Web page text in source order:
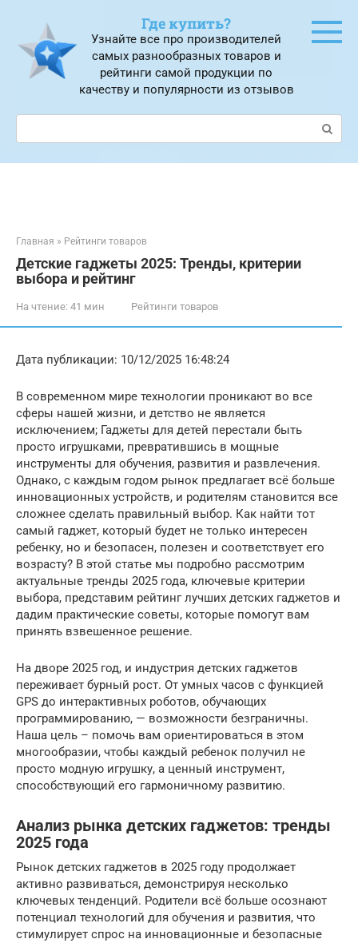
контенту
Где купить?
Узнайте все про производителей
самых разнообразных товаров и
рейтинги самой продукции по
качеству и популярности из отзывов
Поиск:
Главная » Рейтинги товаров
Детские гаджеты 2025: Тренды, критерии
выбора и рейтинг
На чтение: 41 мин Рейтинги товаров
Дата публикации: 10/12/2025 16:48:24
В современном мире технологии проникают во все
сферы нашей жизни, и детство не является
исключением; Гаджеты для детей перестали быть
просто игрушками, превратившись в мощные
инструменты для обучения, развития и развлечения.
Однако, с каждым годом рынок предлагает всё больше
инновационных устройств, и родителям становится все
сложнее сделать правильный выбор. Как найти тот
самый гаджет, который будет не только интересен
ребенку, но и безопасен, полезен и соответствует его
возрасту? В этой статье мы подробно рассмотрим
актуальные тренды 2025 года, ключевые критерии
выбора, представим рейтинг лучших детских гаджетов и
дадим практические советы, которые помогут вам
принять взвешенное решение.
На дворе 2025 год, и индустрия детских гаджетов
переживает бурный рост. От умных часов с функцией
GPS до интерактивных роботов, обучающих
программированию, — возможности безграничны.
Наша цель – помочь вам ориентироваться в этом
многообразии, чтобы каждый ребенок получил не
просто модную игрушку, а ценный инструмент,
способствующий его гармоничному развитию.
Анализ рынка детских гаджетов: тренды
2025 года
Рынок детских гаджетов в 2025 году продолжает
активно развиваться, демонстрируя несколько
ключевых тенденций. Родители всё больше осознают
потенциал технологий для обучения и развития, что
стимулирует спрос на инновационные и безопасные